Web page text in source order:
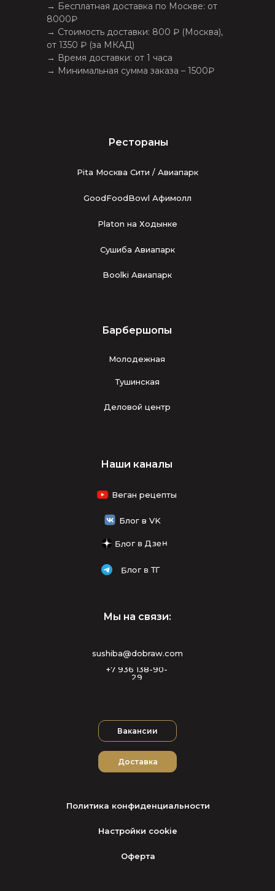
→ Бесплатная доставка по Москве: от
8000₽
→ Стоимость доставки: 800 ₽ (Москва),
от 1350 ₽ (за МКАД)
→ Время доставки: от 1 часа
→ Минимальная сумма заказа – 1500₽
Политика конфиденциальности
Настройки cookie
Оферта
Барбершопы
Молодежная
Тушинская
Деловой центр
Рестораны
Pita Москва Сити / Авиапарк
GoodFoodBowl Афимолл
Platon на Ходынке
Сушиба Авиапарк
Boolki Авиапарк
Наши каналы
Блог в VK
Веган рецепты
Блог в ТГ
Блог в Дзен
Мы на связи:
sushiba@dobraw.com
+7 936 138-90-
29
Доставка
Вакансии